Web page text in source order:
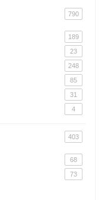
790
189
23
248
85
31
4
403
68
73